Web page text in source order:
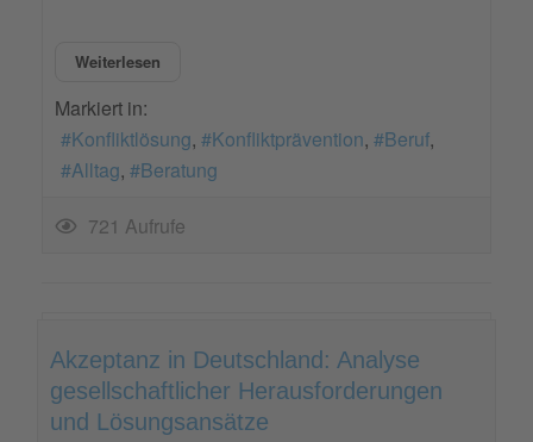
Weiterlesen
Markiert in:
Konfliktlösung
Konfliktprävention
Beruf
Alltag
Beratung
721 Aufrufe
Akzeptanz in Deutschland: Analyse
gesellschaftlicher Herausforderungen
und Lösungsansätze